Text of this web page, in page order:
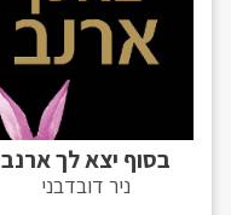
בסוף יצא לך ארנב
ניר דובדבני